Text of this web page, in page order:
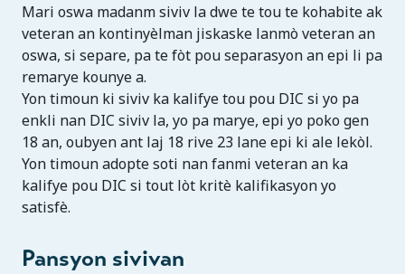
Mari oswa madanm siviv la dwe te tou te kohabite ak
veteran an kontinyèlman jiskaske lanmò veteran an
oswa, si separe, pa te fòt pou separasyon an epi li pa
remarye kounye a.
Yon timoun ki siviv ka kalifye tou pou DIC si yo pa
enkli nan DIC siviv la, yo pa marye, epi yo poko gen
18 an, oubyen ant laj 18 rive 23 lane epi ki ale lekòl.
Yon timoun adopte soti nan fanmi veteran an ka
kalifye pou DIC si tout lòt kritè kalifikasyon yo
satisfè.
Pansyon sivivan